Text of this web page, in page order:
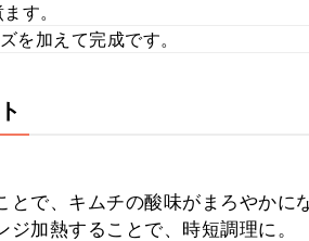
す。
を加えて完成です。
とで、キムチの酸味がまろやかに
ジ加熱することで、時短調理に。